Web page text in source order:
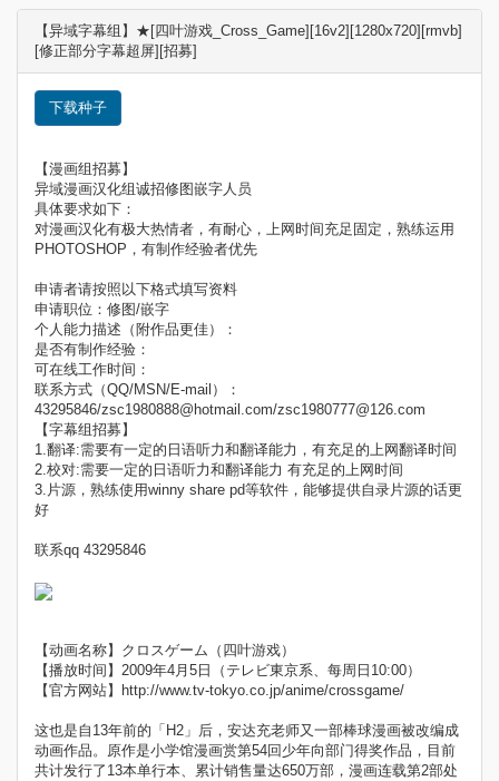
【异域字幕组】★[四叶游戏_Cross_Game][16v2][1280x720][rmvb]
[修正部分字幕超屏][招募]
下载种子
【漫画组招募】
异域漫画汉化组诚招修图嵌字人员
具体要求如下：
对漫画汉化有极大热情者，有耐心，上网时间充足固定，熟练运用
PHOTOSHOP，有制作经验者优先
申请者请按照以下格式填写资料
申请职位：修图/嵌字
个人能力描述（附作品更佳）：
是否有制作经验：
可在线工作时间：
联系方式（QQ/MSN/E-mail）：
43295846/zsc1980888@hotmail.com/zsc1980777@126.com
【字幕组招募】
1.翻译:需要有一定的日语听力和翻译能力，有充足的上网翻译时间
2.校对:需要一定的日语听力和翻译能力 有充足的上网时间
3.片源，熟练使用winny share pd等软件，能够提供自录片源的话更
好
联系qq 43295846
【动画名称】クロスゲーム（四叶游戏）
【播放时间】2009年4月5日（テレビ東京系、每周日10:00）
【官方网站】http://www.tv-tokyo.co.jp/anime/crossgame/
这也是自13年前的「H2」后，安达充老师又一部棒球漫画被改编成
动画作品。原作是小学馆漫画赏第54回少年向部门得奖作品，目前
共计发行了13本单行本、累计销售量达650万部，漫画连载第2部处